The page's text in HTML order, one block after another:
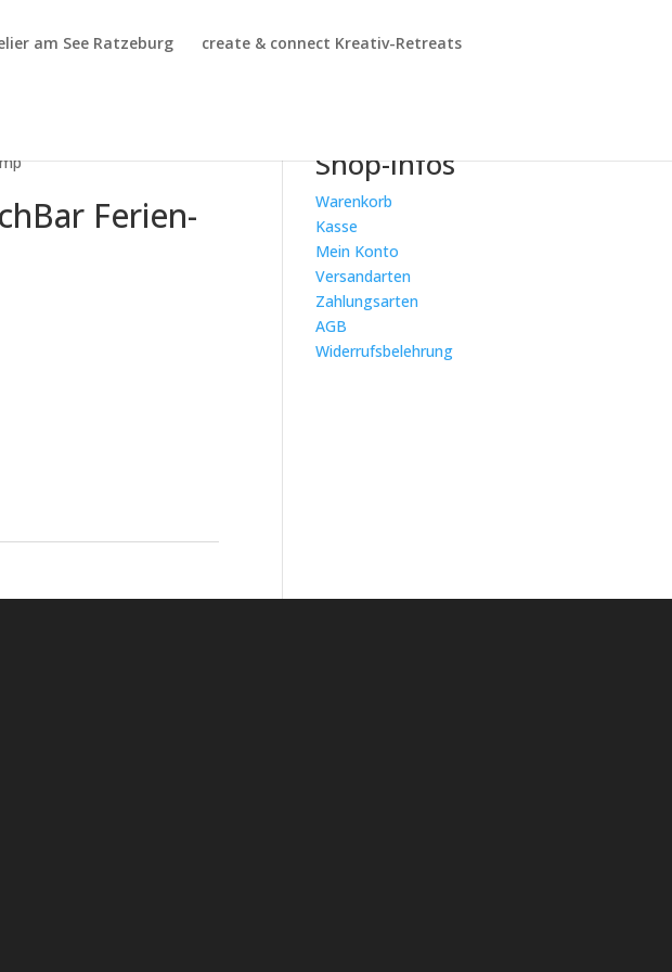
am See Ratzeburg create & connect Kreativ-Retreats
Ferien-
Shop-Infos
Warenkorb
Kasse
Mein Konto
Versandarten
Zahlungsarten
AGB
Widerrufsbelehrung